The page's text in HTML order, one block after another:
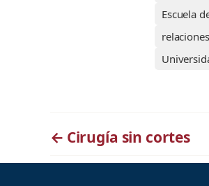
Escuela
← Cirugía sin cortes